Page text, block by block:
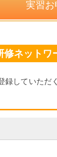
実習
修ネットワ
録していただ